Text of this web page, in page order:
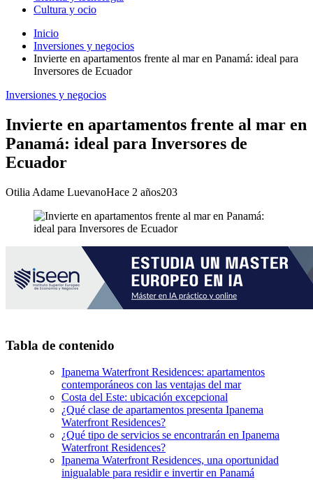
Cultura y ocio
Inicio
Inversiones y negocios
Invierte en apartamentos frente al mar en Panamá: ideal para
Inversores de Ecuador
Inversiones y negocios
Invierte en apartamentos frente al mar en
Panamá: ideal para Inversores de
Ecuador
Otilia Adame LuevanoHace 2 años203
Tabla de contenido
Ipanema Waterfront Residences: apartamentos
contemporáneos con las ventajas del mar
Costa del Este: ubicación excepcional
¿Qué clase de apartamentos presenta Ipanema
Waterfront Residences?
¿Qué tipo de servicios se encontrarán en Ipanema
Waterfront Residences?
Ipanema Waterfront Residences, una oportunidad
inigualable para residir e invertir en Panamá